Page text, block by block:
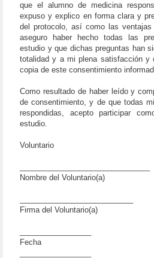
que el alumno de medicina
expuso y explico en forma clara y
del protocolo, así como las ventajas
aseguro haber hecho todas las
estudio y que dichas preguntas han
totalidad y a mi plena satisfacción y
copia de este consentimiento
Como resultado de haber leído y
de consentimiento, y de que todas
respondidas, acepto participar
estudio.
Voluntario
Nombre del Voluntario(a)
Firma del Voluntario(a)
Fecha